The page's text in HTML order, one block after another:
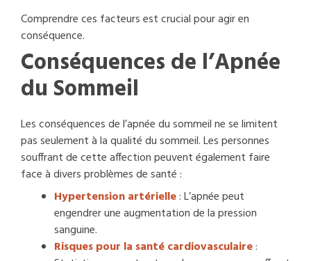
Comprendre ces facteurs est crucial pour agir en
conséquence.
Conséquences de l’Apnée
du Sommeil
Les conséquences de l’apnée du sommeil ne se limitent
pas seulement à la qualité du sommeil. Les personnes
souffrant de cette affection peuvent également faire
face à divers problèmes de santé :
Hypertension artérielle: L’apnée peut
engendrer une augmentation de la pression
sanguine.
Risques pour la santé cardiovasculaire: